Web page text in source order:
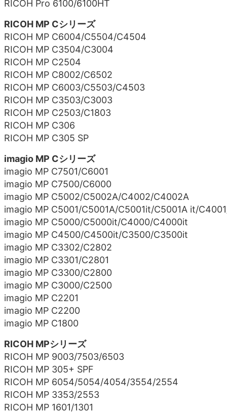
RICOH Pro 6100/6100HT
RICOH MP Cシリーズ
RICOH MP C6004/C5504/C4504
RICOH MP C3504/C3004
RICOH MP C2504
RICOH MP C8002/C6502
RICOH MP C6003/C5503/C4503
RICOH MP C3503/C3003
RICOH MP C2503/C1803
RICOH MP C306
RICOH MP C305 SP
imagio MP Cシリーズ
imagio MP C7501/C6001
imagio MP C7500/C6000
imagio MP C5002/C5002A/C4002/C4002A
imagio MP C5001/C5001A/C5001it/C5001A it/
imagio MP C5000/C5000it/C4000/C4000it
imagio MP C4500/C4500it/C3500/C3500it
imagio MP C3302/C2802
imagio MP C3301/C2801
imagio MP C3300/C2800
imagio MP C3000/C2500
imagio MP C2201
imagio MP C2200
imagio MP C1800
RICOH MPシリーズ
RICOH MP 9003/7503/6503
RICOH MP 305+ SPF
RICOH MP 6054/5054/4054/3554/2554
RICOH MP 3353/2553
RICOH MP 1601/1301